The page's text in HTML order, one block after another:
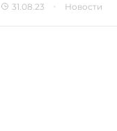
31.08.23 Новости